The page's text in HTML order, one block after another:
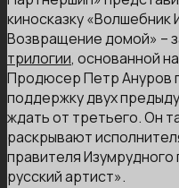
киносказку «Волшебник
Возвращение домой» –
трилогии, основанной
Продюсер Петр Ануров
поддержку двух
ждать от третьего. Он
раскрывают
правителя
русский артист».